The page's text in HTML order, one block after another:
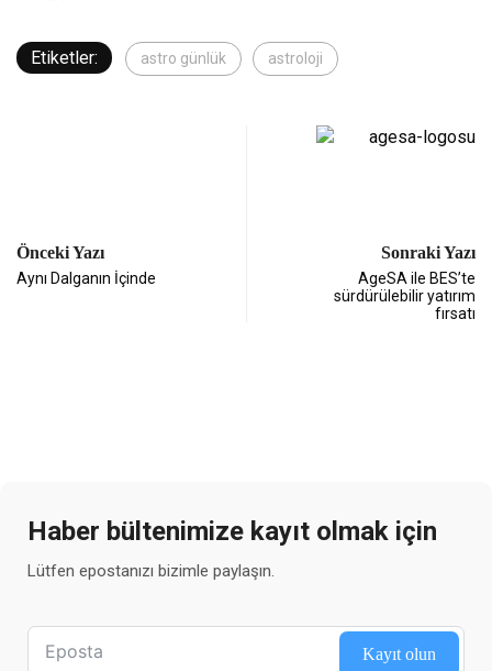
Etiketler: astro günlük astroloji
Önceki Yazı
Aynı Dalganın İçinde
Sonraki Yazı
AgeSA ile BES’te
sürdürülebilir yatırım
fırsatı
Haber bültenimize kayıt olmak için
Lütfen epostanızı bizimle paylaşın.
Kayıt olun